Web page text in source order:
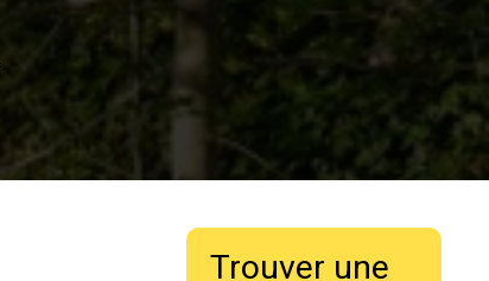
Trouver une